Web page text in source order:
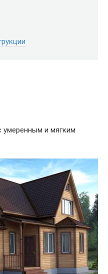
умеренным и мягким